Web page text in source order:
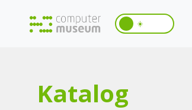
☀️
Katalog